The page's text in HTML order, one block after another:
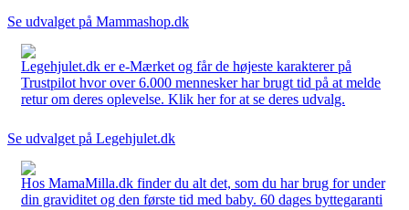
Se udvalget på Mammashop.dk
Legehjulet.dk er e-Mærket og får de højeste karakterer på
Trustpilot hvor over 6.000 mennesker har brugt tid på at melde
retur om deres oplevelse. Klik her for at se deres udvalg.
Se udvalget på Legehjulet.dk
Hos MamaMilla.dk finder du alt det, som du har brug for under
din graviditet og den første tid med baby. 60 dages byttegaranti